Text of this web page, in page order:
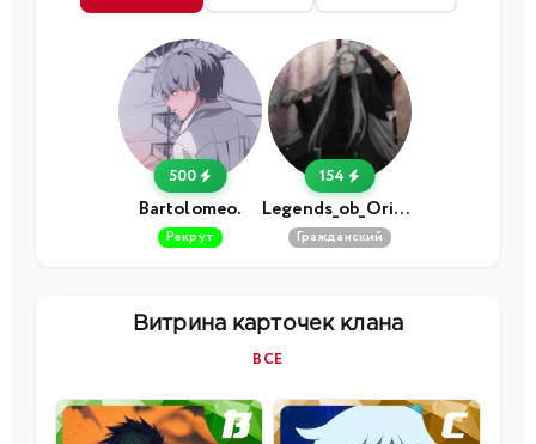
500
Bartolomeo.
Рекрут
154
Legends_ob_Orione
Гражданский
Витрина карточек клана
ВСЕ